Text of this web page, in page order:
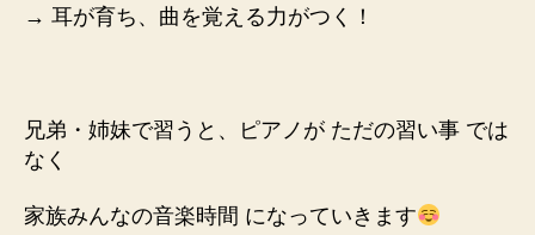
→ 耳が育ち、曲を覚える力がつく！
兄弟・姉妹で習うと、ピアノが ただの習い事 では
なく
家族みんなの音楽時間 になっていきます